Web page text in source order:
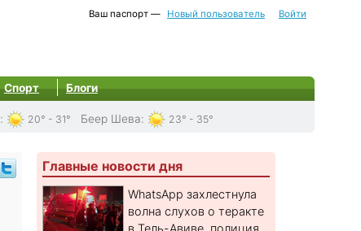
Ваш паспорт — Новый пользователь Войти
Спорт Блоги
: 20° - 31° Беер Шева: 23° - 35°
Главные новости дня
WhatsApp захлестнула
волна слухов о теракте